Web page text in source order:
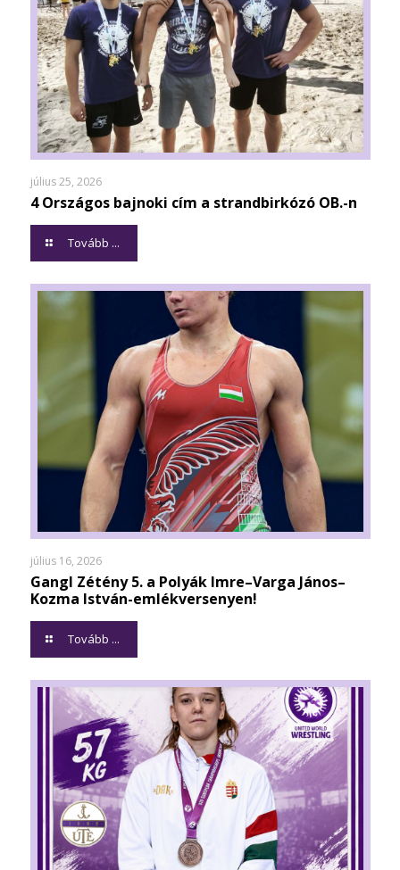
július 25, 2026
4 Országos bajnoki cím a strandbirkózó OB.-n
Tovább ...
július 16, 2026
Gangl Zétény 5. a Polyák Imre–Varga János–
Kozma István-emlékversenyen!
Tovább ...